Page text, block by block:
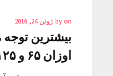
by on ژوئن 24, 2016
بيشترين توجه
اوزان ۶۵ و ۱۲۵ كیلوگرم است